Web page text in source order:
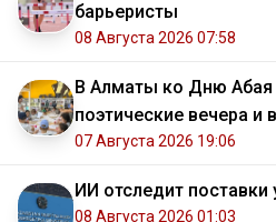
барьеристы
08 Августа 2026 07:58
В Алматы ко Дню Абая
поэтические вечера и
07 Августа 2026 19:06
ИИ отследит поставки
08 Августа 2026 01:03